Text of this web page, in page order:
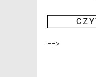
-->